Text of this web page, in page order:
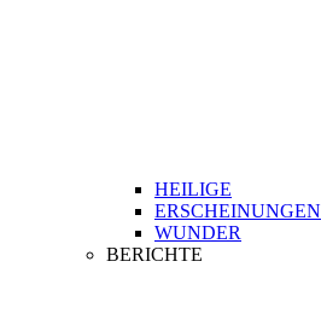
HEILIGE
ERSCHEINUNGEN
WUNDER
BERICHTE